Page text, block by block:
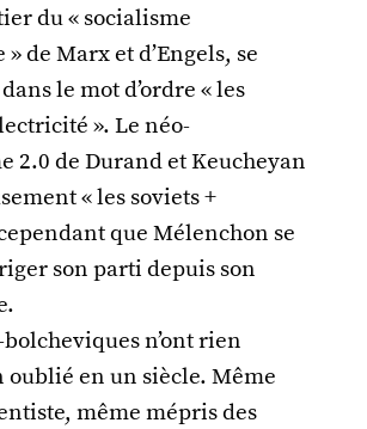
du « socialisme
de Marx et d’Engels, se
le mot d’ordre « les
». Le néo-
2.0 de Durand et Keucheyan
« les soviets +
que Mélenchon se
son parti depuis son
n’ont rien
en un siècle. Même
même mépris des